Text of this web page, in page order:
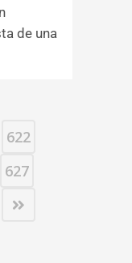
de una
622
627